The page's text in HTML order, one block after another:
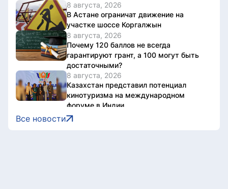
8 августа, 2026
В Астане ограничат движение на
участке шоссе Коргалжын
8 августа, 2026
Почему 120 баллов не всегда
гарантируют грант, а 100 могут быть
достаточными?
8 августа, 2026
Казахстан представил потенциал
кинотуризма на международном
форуме в Индии
8 августа, 2026
Жители Астаны получат возможность
Все новости